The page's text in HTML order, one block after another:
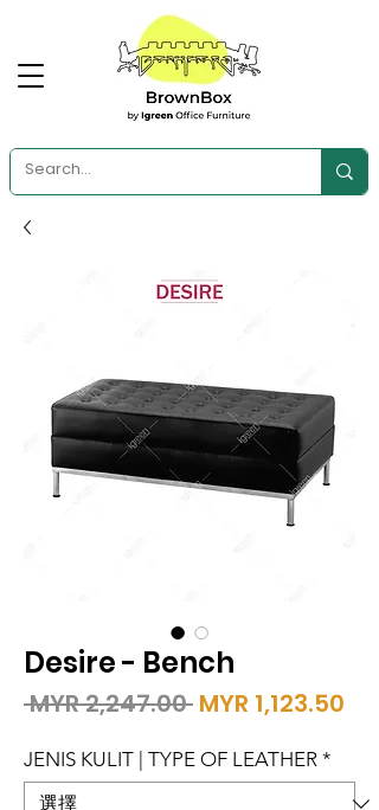
Desire - Bench
MYR 2,247.00 一
價
格
MYR 1,123.50
格
JENIS KULIT | TYPE OF LEATHER *